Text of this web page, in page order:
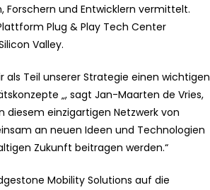
und Entwicklern vermittelt.
Plug & Play Tech Center
Valley.
als Teil unserer Strategie einen wichtigen
„, sagt Jan-Maarten de Vries,
diesem einzigartigen Netzwerk von
an neuen Ideen und Technologien
Zukunft beitragen werden.“
Mobility Solutions auf die